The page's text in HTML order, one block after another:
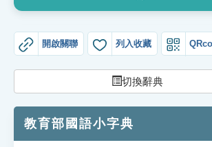
教學應用
貓頭鷹博士
開啟關聯 列入收藏
切換辭典
教育部國語小字典